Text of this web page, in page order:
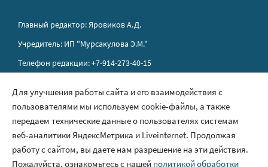
Главный редактор: Яровиков А.Д.
Учредитель: ИП "Мурсакулова Э.М."
Телефон редакции: +7-914-273-40-15
Правила сайта
Политика обработки персональных данных
Размещение рекламы
Для улучшения работы сайта и его взаимодействия с
пользователями мы используем cookie-файлы, а также
передаем технические данные о пользователях системам
веб-аналитики ЯндексМетрика и Liveinternet. Продолжая
работу с сайтом, вы даете нам разрешение на эти действия.
Пожалуйста, ознакомьтесь с нашей политикой обработки